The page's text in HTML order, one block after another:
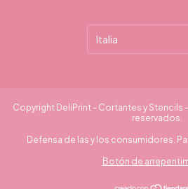
Copyright DeliPrint - Cortantes y
reservados.
Defensa de las y los consumidores.
Botón de